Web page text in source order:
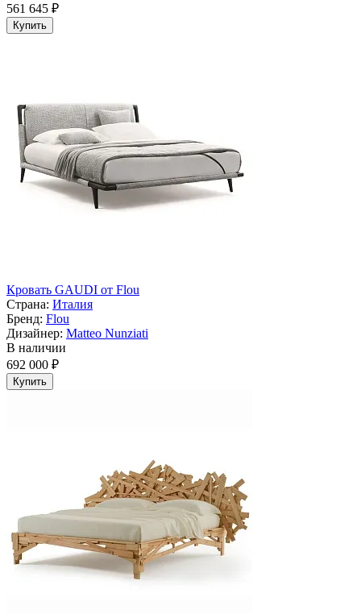
561 645 ₽
Купить
Кровать GAUDI от Flou
Страна: Италия
Бренд: Flou
Дизайнер: Matteo Nunziati
В наличии
692 000 ₽
Купить